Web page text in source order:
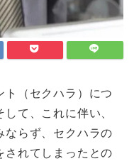
ト（セクハラ）につ
て、これに伴い、
ならず、セクハラの
されてしまったとの